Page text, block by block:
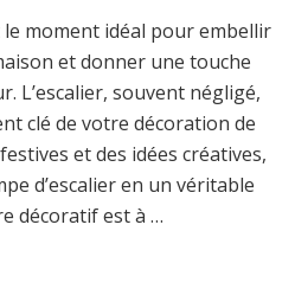
moment idéal pour embellir
et donner une touche
L’escalier, souvent négligé,
clé de votre décoration de
et des idées créatives,
d’escalier en un véritable
décoratif est à …